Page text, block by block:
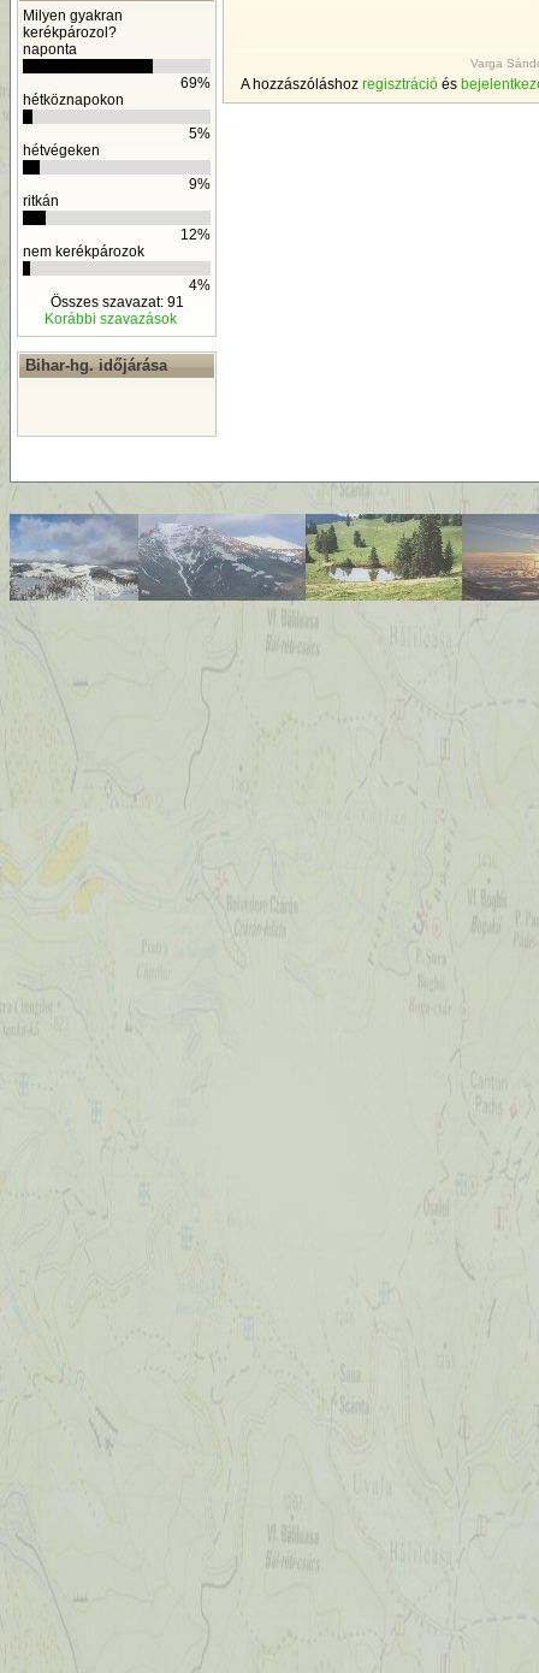
Milyen gyakran
kerékpározol?
naponta
69%
hétköznapokon
5%
hétvégeken
9%
ritkán
12%
nem kerékpározok
4%
Összes szavazat: 91
Korábbi szavazások
Bihar-hg. időjárása
Varga
A hozzászóláshoz regisztráció és
By